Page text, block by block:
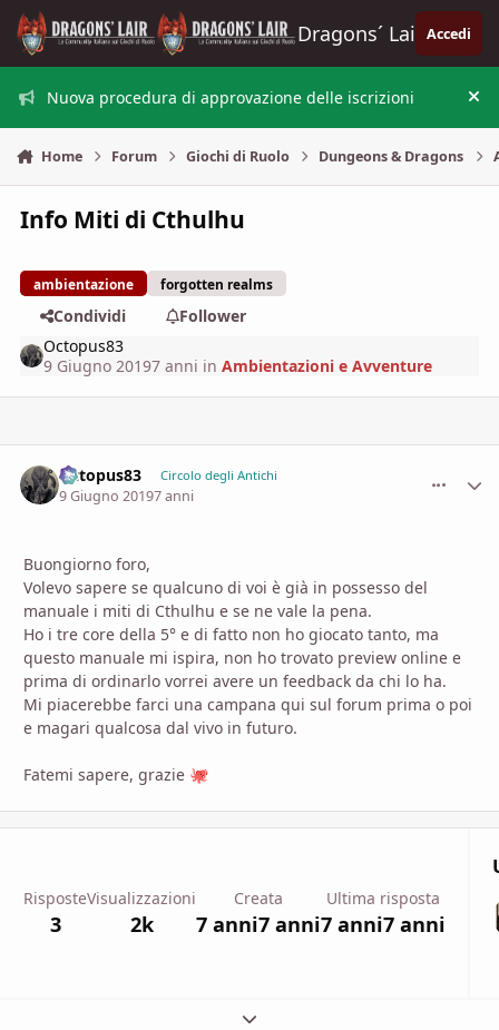
Vai al contenuto
Dragons´ Lair Accedi
Nuova procedura di approvazione delle iscrizioni
Home Forum Giochi di Ruolo Dungeons & Dragons
Info Miti di Cthulhu
ambientazione forgotten realms
Condividi
Follower
Octopus83
9 Giugno 20197 anni inAmbientazioni e Avventure
Octopus83 Circolo degli Antichi
9 Giugno 20197 anni
Buongiorno foro,
Volevo sapere se qualcuno di voi è già in possesso del
manuale i miti di Cthulhu e se ne vale la pena.
Ho i tre core della 5° e di fatto non ho giocato tanto, ma
questo manuale mi ispira, non ho trovato preview online e
prima di ordinarlo vorrei avere un feedback da chi lo ha.
Mi piacerebbe farci una campana qui sul forum prima o poi
e magari qualcosa dal vivo in futuro.
Fatemi sapere, grazie 🐙
Risposte
3
Visualizzazioni
2k
Creata
7 anni7 anni
Ultima risposta
7 anni7 anni
Espandi panoramica del topic